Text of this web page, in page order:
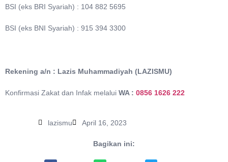
BSI (eks BRI Syariah) : 104 882 5695
BSI (eks BNI Syariah) : 915 394 3300
Rekening a/n : Lazis Muhammadiyah (LAZISMU)
Konfirmasi Zakat dan Infak melalui WA : 0856 1626 222
lazismu April 16, 2023
Bagikan ini: